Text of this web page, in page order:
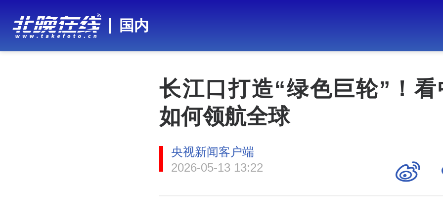
国内
长江口打造“绿色巨轮”！看
如何领航全球
央视新闻客户端
2026-05-13 13:22